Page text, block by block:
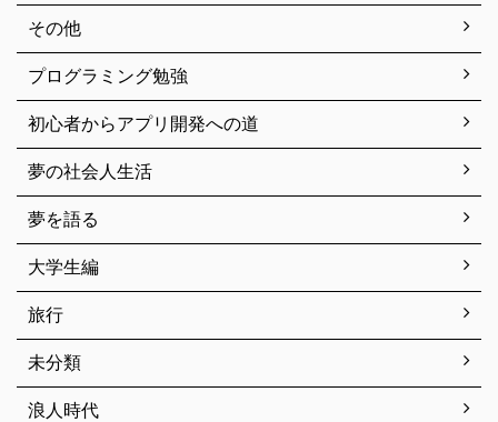
その他
プログラミング勉強
初心者からアプリ開発への道
夢の社会人生活
夢を語る
大学生編
旅行
未分類
浪人時代